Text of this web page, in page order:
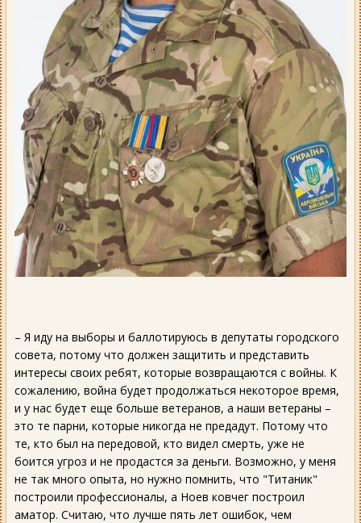
– Я иду на выборы и баллотируюсь в депутаты городского
совета, потому что должен защитить и представить
интересы своих ребят, которые возвращаются с войны. К
сожалению, война будет продолжаться некоторое время,
и у нас будет еще больше ветеранов, а наши ветераны –
это те парни, которые никогда не предадут. Потому что
те, кто был на передовой, кто видел смерть, уже не
боится угроз и не продастся за деньги. Возможно, у меня
не так много опыта, но нужно помнить, что "Титаник"
построили профессионалы, а Ноев ковчег построил
аматор. Считаю, что лучше пять лет ошибок, чем